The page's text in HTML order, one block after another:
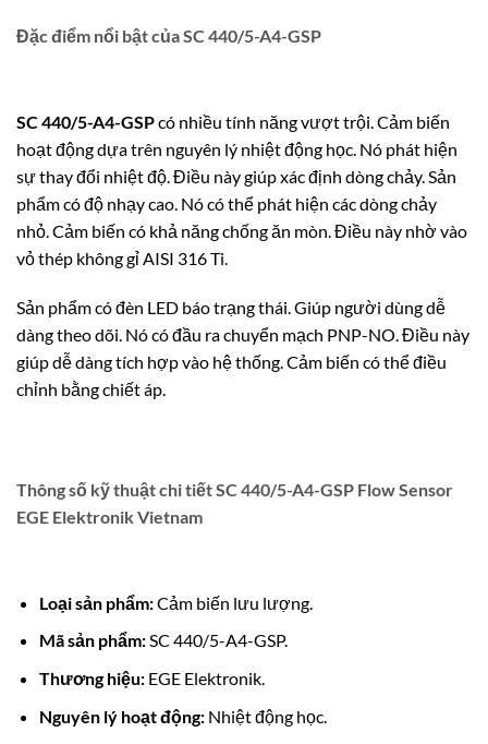
Đặc điểm nổi bật của SC 440/5-A4-GSP
SC 440/5-A4-GSPcó nhiều tính năng vượt trội. Cảm biến
hoạt động dựa trên nguyên lý nhiệt động học. Nó phát hiện
sự thay đổi nhiệt độ. Điều này giúp xác định dòng chảy. Sản
phẩm có độ nhạy cao. Nó có thể phát hiện các dòng chảy
nhỏ. Cảm biến có khả năng chống ăn mòn. Điều này nhờ vào
vỏ thép không gỉ AISI 316 Ti.
Sản phẩm có đèn LED báo trạng thái.Giúp người dùng dễ
dàng theo dõi. Nó có đầu ra chuyển mạch PNP-NO. Điều này
giúp dễ dàng tích hợp vào hệ thống. Cảm biến có thể điều
chỉnh bằng chiết áp.
Thông số kỹ thuật chi tiết SC 440/5-A4-GSP Flow Sensor
EGE Elektronik Vietnam
Loại sản phẩm:Cảm biến lưu lượng.
Mã sản phẩm:SC 440/5-A4-GSP.
Thương hiệu:EGE Elektronik.
Nguyên lý hoạt động:Nhiệt động học.